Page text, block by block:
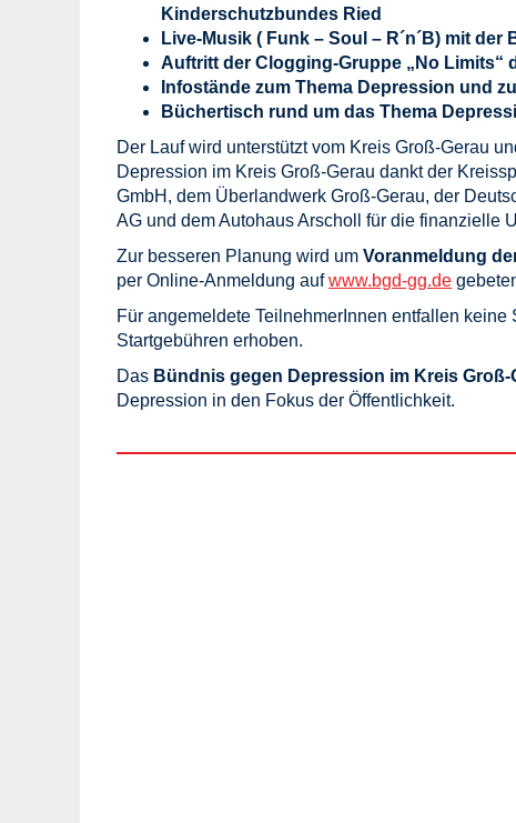
Kinderschutzbundes Ried
Live-Musik ( Funk – Soul – R´n´B) mit der
Auftritt der Clogging-Gruppe „No Limits“
Infostände zum Thema Depression und
Büchertisch rund um das Thema
Der Lauf wird unterstützt vom Kreis Groß-Gerau
Depression im Kreis Groß-Gerau dankt der
GmbH, dem Überlandwerk Groß-Gerau, der
AG und dem Autohaus Arscholl für die finanzielle
Zur besseren Planung wird um Voranmeldung
per Online-Anmeldung aufwww.bgd-gg.de
Für angemeldete TeilnehmerInnen entfallen
Startgebühren erhoben.
Das Bündnis gegen Depression im Kreis Groß-
Depression in den Fokus der Öffentlichkeit.